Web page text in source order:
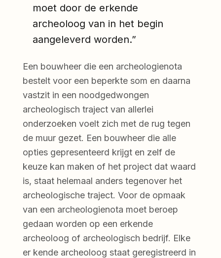
moet door de erkende
archeoloog van in het begin
aangeleverd worden.”
Een bouwheer die een archeologienota
bestelt voor een beperkte som en daarna
vastzit in een noodgedwongen
archeologisch traject van allerlei
onderzoeken voelt zich met de rug tegen
de muur gezet. Een bouwheer die alle
opties gepresenteerd krijgt en zelf de
keuze kan maken of het project dat waard
is, staat helemaal anders tegenover het
archeologische traject. Voor de opmaak
van een archeologienota moet beroep
gedaan worden op een erkende
archeoloog of archeologisch bedrijf. Elke
er kende archeoloog staat geregistreerd in